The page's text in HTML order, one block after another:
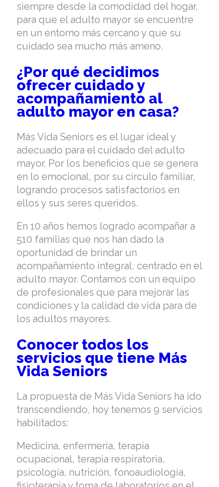
siempre desde la comodidad del hogar,
para que el adulto mayor se encuentre
en un entorno más cercano y que su
cuidado sea mucho más ameno.
¿Por qué decidimos
ofrecer cuidado y
acompañamiento al
adulto mayor en casa?
Más Vida Seniors es el lugar ideal y
adecuado para el cuidado del adulto
mayor. Por los beneficios que se genera
en lo emocional, por su círculo familiar,
logrando procesos satisfactorios en
ellos y sus seres queridos.
En 10 años hemos logrado acompañar a
510 familias que nos han dado la
oportunidad de brindar un
acompañamiento integral, centrado en el
adulto mayor. Contamos con un equipo
de profesionales que para mejorar las
condiciones y la calidad de vida para de
los adultos mayores.
Conocer todos los
servicios que tiene Más
Vida Seniors
La propuesta de Más Vida Seniors ha ido
transcendiendo, hoy tenemos 9 servicios
habilitados:
Medicina, enfermería, terapia
ocupacional, terapia respiratoria,
psicología, nutrición, fonoaudiología,